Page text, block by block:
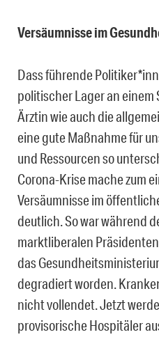
Versäumnisse im
Dass führende
politischer Lager an
Ärztin wie auch die
eine gute Maßnahme für
und Ressourcen so
Corona-Krise mache zum
Versäumnisse im
deutlich. So war während
marktliberalen Präsidenten
das
degradiert worden.
nicht vollendet. Jetzt
provisorische Hospitäler